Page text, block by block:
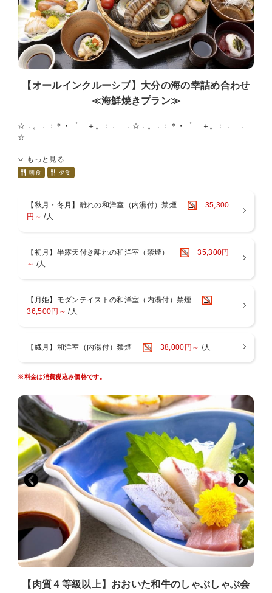
だけます。
【オールインクルーシブ】大分の海の幸詰め合わせ
≪海鮮焼きプラン≫
☆．。．：＊・゜ ゚＋。：．゚．☆．。．：＊・゜ ゚＋。：．゚．
☆
追加料金は発生しませんので、
大切な人へのプレゼント旅行にも最適です！
※グループ予約の場合、別プラン（飲み放題がついていないプラン）
でご予約の場合、
■冷蔵庫飲料無料
☆．。．：＊・゜ ゚＋。：．゚．☆．。．：＊・゜ ゚＋。：．゚．
大分の海の幸を盛り合わせた海鮮焼きプランです。
新鮮な魚介をお客様ご自身で焼きながら、焼きたての美味しさをお楽
～ご夕食～
地元食材をふんだんに盛り込んだ特別会席をご用意。
～ご朝食～
元気の源、健康でおいしい和食をご準備いたします。
※料理写真は１例。季節により内容は若干異なります
■■■■お食事について■■■■■■■■■■■■■■■■■■■
〇お食事は、お食事処個室でのお召し上がりとなります。
〇当館はアレルギー対応出来ませんので予めご了承ください。
〇連泊の場合２泊目以降は料理長おまかせコースをご用意いたしま
す。
〇お子様のお食事について
会席料理が苦手な小学生のお子様は、前日までにご連絡いただけれ
お子様ランチメニューへのご変更が可能です。
チをご用意いたします。
もっと見る
朝食 夕食
【秋月・冬月】離れの和洋室（内湯付）禁煙
35,300
円～ /人
【初月】半露天付き離れの和洋室（禁煙）
35,300円
～ /人
【月姫】モダンテイストの和洋室（内湯付）禁煙
36,500円～ /人
【繊月】和洋室（内湯付）禁煙 38,000円～ /人
※料金は消費税込み価格です。
【肉質４等級以上】おおいた和牛のしゃぶしゃぶ会